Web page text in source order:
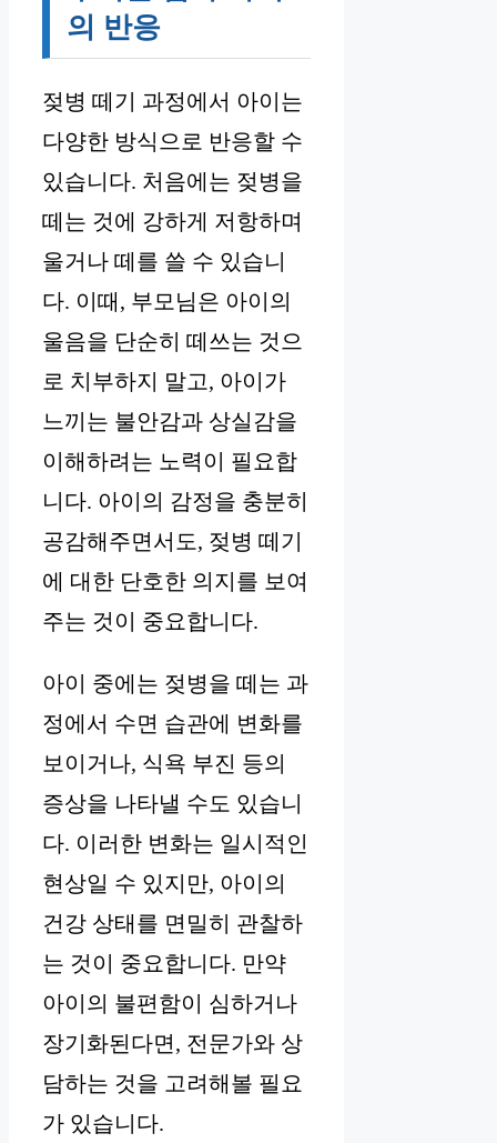
의 반응
젖병 떼기 과정에서 아이는
다양한 방식으로 반응할 수
있습니다. 처음에는 젖병을
떼는 것에 강하게 저항하며
울거나 떼를 쓸 수 있습니
다. 이때, 부모님은 아이의
울음을 단순히 떼쓰는 것으
로 치부하지 말고, 아이가
느끼는 불안감과 상실감을
이해하려는 노력이 필요합
니다. 아이의 감정을 충분히
공감해주면서도, 젖병 떼기
에 대한 단호한 의지를 보여
주는 것이 중요합니다.
아이 중에는 젖병을 떼는 과
정에서 수면 습관에 변화를
보이거나, 식욕 부진 등의
증상을 나타낼 수도 있습니
다. 이러한 변화는 일시적인
현상일 수 있지만, 아이의
건강 상태를 면밀히 관찰하
는 것이 중요합니다. 만약
아이의 불편함이 심하거나
장기화된다면, 전문가와 상
담하는 것을 고려해볼 필요
가 있습니다.